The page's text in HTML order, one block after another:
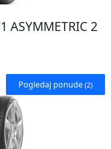
ASYMMETRIC 2
Pogledaj ponude (2)